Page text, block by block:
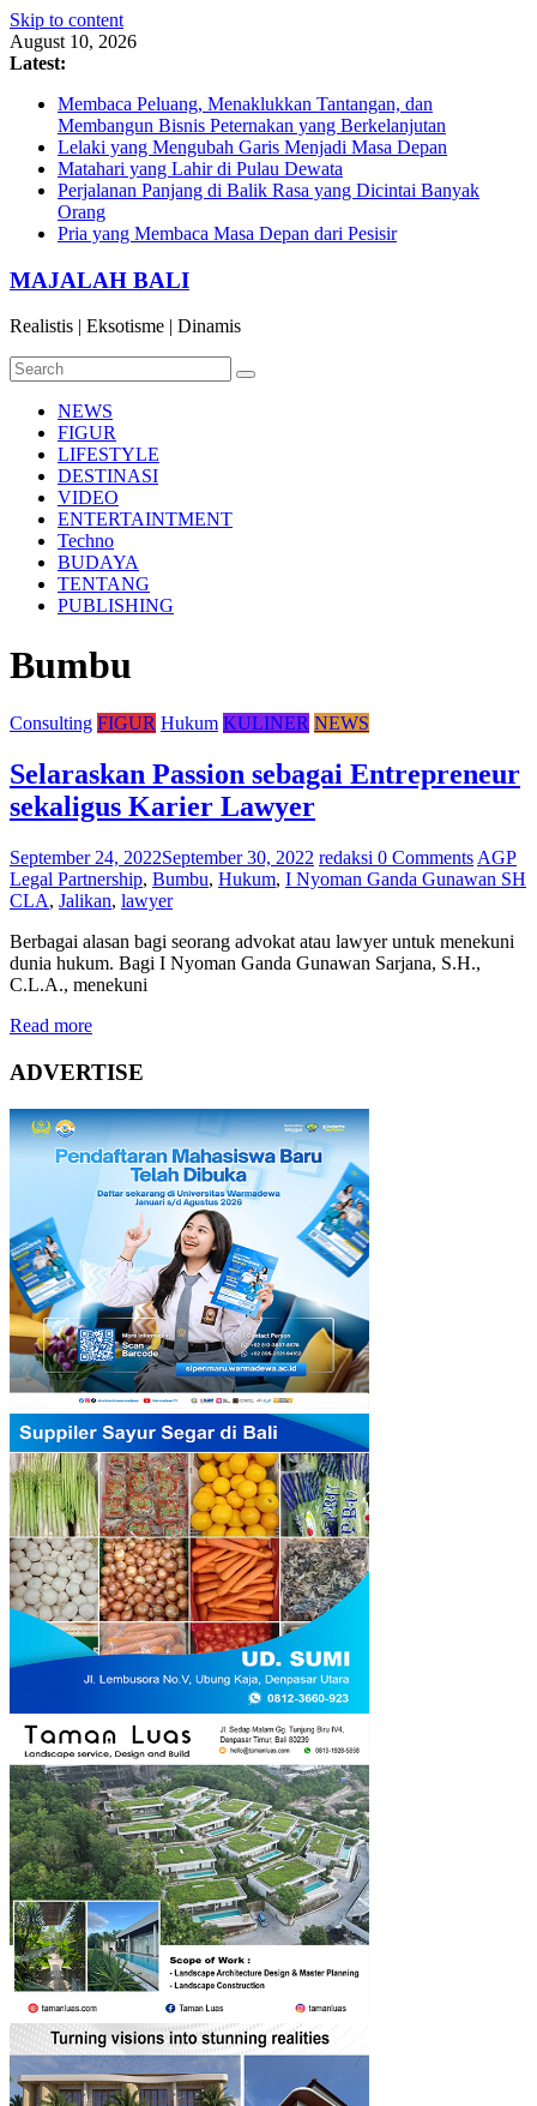
Skip to content
August 10, 2026
Latest:
Membaca Peluang, Menaklukkan Tantangan, dan
Membangun Bisnis Peternakan yang Berkelanjutan
Lelaki yang Mengubah Garis Menjadi Masa Depan
Matahari yang Lahir di Pulau Dewata
Perjalanan Panjang di Balik Rasa yang Dicintai Banyak
Orang
Pria yang Membaca Masa Depan dari Pesisir
MAJALAH BALI
Realistis | Eksotisme | Dinamis
NEWS
FIGUR
LIFESTYLE
DESTINASI
VIDEO
ENTERTAINTMENT
Techno
BUDAYA
TENTANG
PUBLISHING
Bumbu
Consulting FIGUR Hukum KULINER NEWS
Selaraskan Passion sebagai Entrepreneur
sekaligus Karier Lawyer
September 24, 2022September 30, 2022 redaksi 0 Comments AGP
Legal Partnership, Bumbu, Hukum, I Nyoman Ganda Gunawan SH
CLA, Jalikan, lawyer
Berbagai alasan bagi seorang advokat atau lawyer untuk menekuni
dunia hukum. Bagi I Nyoman Ganda Gunawan Sarjana, S.H.,
C.L.A., menekuni
Read more
ADVERTISE